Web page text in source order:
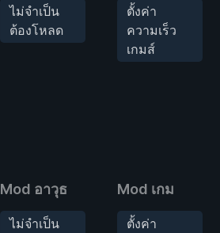
ไม่จำเป็น
ต้องโหลด
ตั้งค่า
ความเร็ว
เกมส์
Mod อาวุธ
ไม่จำเป็น
Mod เกม
ตั้งค่า